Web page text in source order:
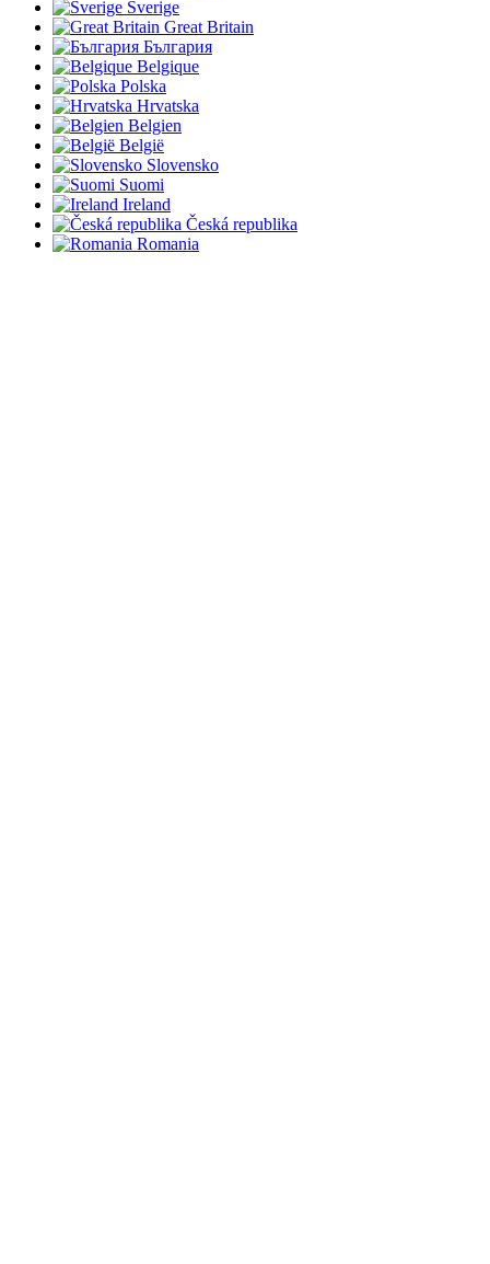
Sverige
Great Britain
България
Belgique
Polska
Hrvatska
Belgien
België
Slovensko
Suomi
Ireland
Česká republika
Romania